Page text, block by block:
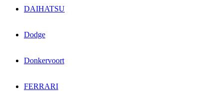
DAIHATSU
Dodge
Donkervoort
FERRARI